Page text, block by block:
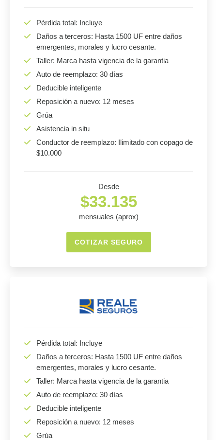
Pérdida total: Incluye
Daños a terceros: Hasta 1500 UF entre daños
emergentes, morales y lucro cesante.
Taller: Marca hasta vigencia de la garantia
Auto de reemplazo: 30 días
Deducible inteligente
Reposición a nuevo: 12 meses
Grúa
Asistencia in situ
Conductor de reemplazo: Ilimitado con copago de
$10.000
Desde
$33.135
mensuales (aprox)
COTIZAR SEGURO
Pérdida total: Incluye
Daños a terceros: Hasta 1500 UF entre daños
emergentes, morales y lucro cesante.
Taller: Marca hasta vigencia de la garantia
Auto de reemplazo: 30 días
Deducible inteligente
Reposición a nuevo: 12 meses
Grúa